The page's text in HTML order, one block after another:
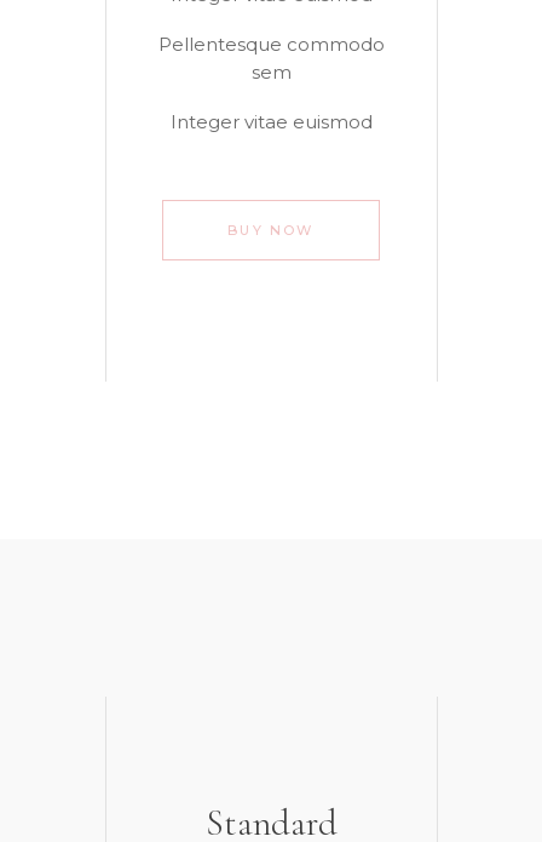
Pellentesque commodo
sem
Integer vitae euismod
BUY NOW
Standard